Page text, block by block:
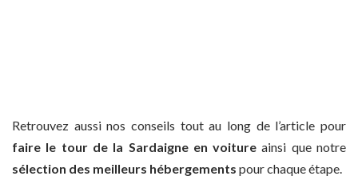
Retrouvez aussi nos conseils tout au long de l’article pour
faire le tour de la Sardaigne en voiture ainsi que notre
sélection des meilleurs hébergements pour chaque étape.